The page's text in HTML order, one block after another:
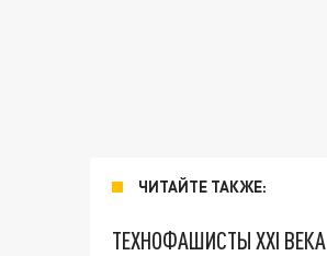
ЧИТАЙТЕ ТАКЖЕ:
ТЕХНОФАШИСТЫ XXI ВЕКА